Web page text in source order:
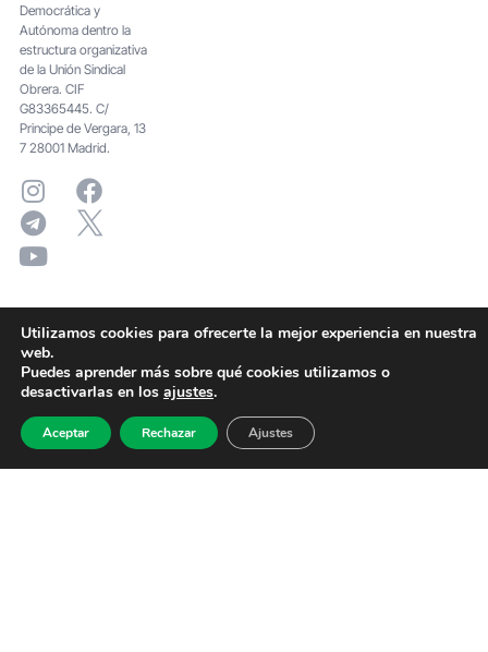
Democrática y
Autónoma dentro la
estructura organizativa
de la Unión Sindical
Obrera. CIF
G83365445. C/
Principe de Vergara, 13
7 28001 Madrid.
Utilizamos cookies para ofrecerte la mejor experiencia en nuestra
web.
Puedes aprender más sobre qué cookies utilizamos o
desactivarlas en los ajustes.
Aceptar Rechazar Ajustes